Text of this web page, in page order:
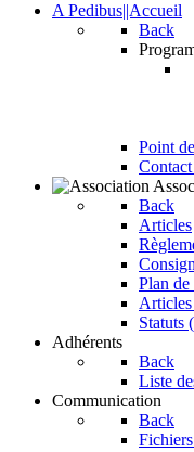
A Pedibus||Accueil
Back
Point
Back
Articles
Plan
Articles
Statuts
Adhérents
Back
Liste
Communication
Back